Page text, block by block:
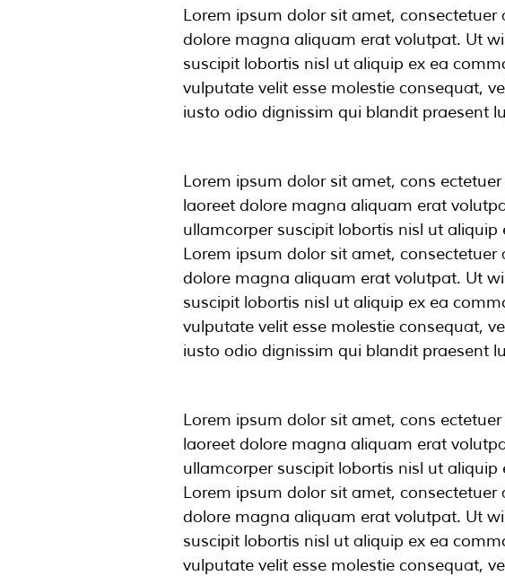
Lorem ipsum dolor sit amet,
dolore magna aliquam erat volutpat. Ut
suscipit lobortis nisl ut aliquip ex ea
vulputate velit esse molestie consequat,
iusto odio dignissim qui blandit praesent
Lorem ipsum dolor sit amet, cons
laoreet dolore magna aliquam erat
ullamcorper suscipit lobortis nisl ut
Lorem ipsum dolor sit amet,
dolore magna aliquam erat volutpat. Ut
suscipit lobortis nisl ut aliquip ex ea
vulputate velit esse molestie consequat,
iusto odio dignissim qui blandit praesent
Lorem ipsum dolor sit amet, cons
laoreet dolore magna aliquam erat
ullamcorper suscipit lobortis nisl ut
Lorem ipsum dolor sit amet,
dolore magna aliquam erat volutpat. Ut
suscipit lobortis nisl ut aliquip ex ea
vulputate velit esse molestie consequat,